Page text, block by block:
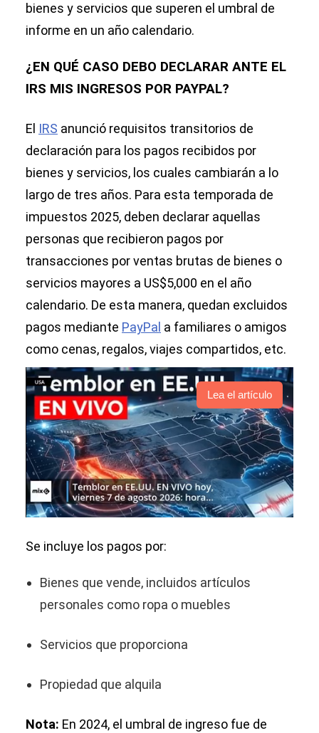
bienes y servicios que superen el umbral de
informe en un año calendario.
¿EN QUÉ CASO DEBO DECLARAR ANTE EL
IRS MIS INGRESOS POR PAYPAL?
El IRS anunció requisitos transitorios de
declaración para los pagos recibidos por
bienes y servicios, los cuales cambiarán a lo
largo de tres años. Para esta temporada de
impuestos 2025, deben declarar aquellas
personas que recibieron pagos por
transacciones por ventas brutas de bienes o
servicios mayores a US$5,000 en el año
calendario. De esta manera, quedan excluidos
pagos mediante PayPal a familiares o amigos
como cenas, regalos, viajes compartidos, etc.
Lea el artículo
Se incluye los pagos por:
Bienes que vende, incluidos artículos
personales como ropa o muebles
Servicios que proporciona
Propiedad que alquila
Nota: En 2024, el umbral de ingreso fue de